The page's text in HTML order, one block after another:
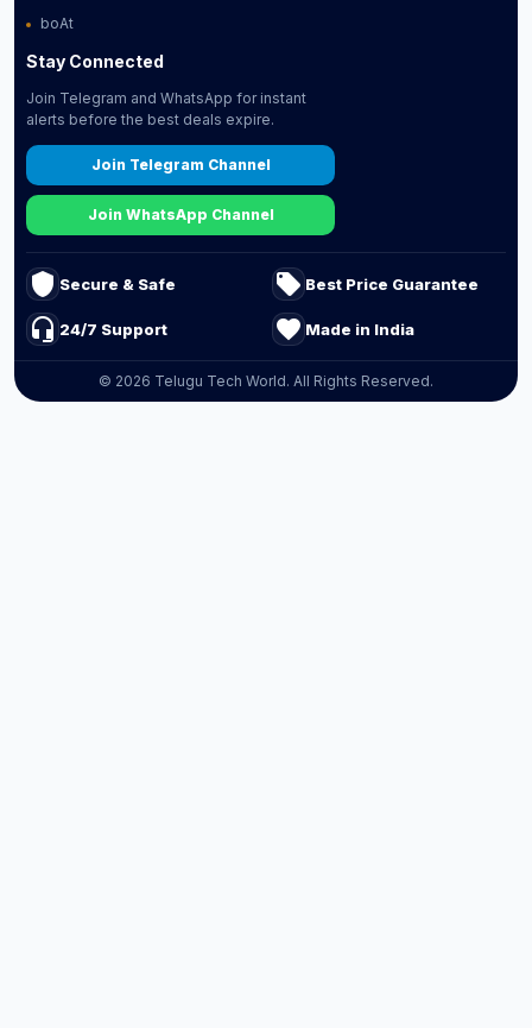
boAt
Stay Connected
Join Telegram and WhatsApp for instant
alerts before the best deals expire.
Join Telegram Channel
Join WhatsApp Channel
shield Secure & Safe local_offer Best Price Guarantee
headset_mic 24/7 Support favorite Made in India
© 2026 Telugu Tech World. All Rights Reserved.